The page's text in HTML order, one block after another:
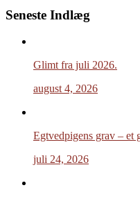
Seneste Indlæg
Glimt fra juli 2026.
august 4, 2026
Egtvedpigens grav – et
juli 24, 2026